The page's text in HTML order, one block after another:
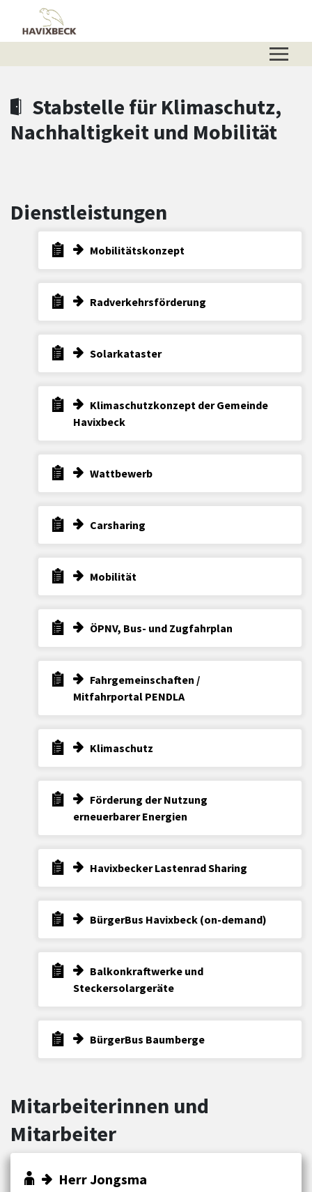
Zum Header
Zum Hauptinhalt
Zum Footer
Zum Hauptinhalt springen
Stabstelle für Klimaschutz,
Nachhaltigkeit und Mobilität
Dienstleistungen
Mobilitätskonzept
Radverkehrsförderung
Solarkataster
Klimaschutzkonzept der Gemeinde
Havixbeck
Wattbewerb
Carsharing
Mobilität
ÖPNV, Bus- und Zugfahrplan
Fahrgemeinschaften /
Mitfahrportal PENDLA
Klimaschutz
Förderung der Nutzung
erneuerbarer Energien
Havixbecker Lastenrad Sharing
BürgerBus Havixbeck (on-demand)
Balkonkraftwerke und
Steckersolargeräte
BürgerBus Baumberge
Mitarbeiterinnen und
Mitarbeiter
Herr Jongsma